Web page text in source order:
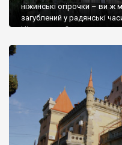
ніжинські огірочки – ви ж
загублений у радянські
Ніжин греки?